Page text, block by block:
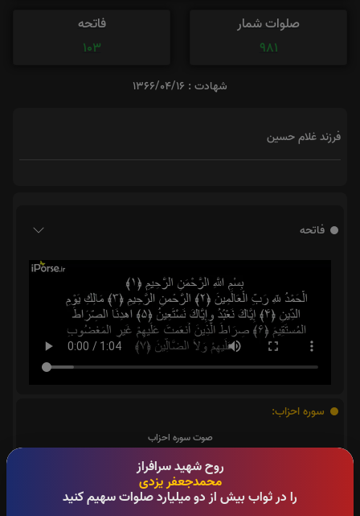
روح شهید سرافراز
محمدجعفر یزدی
را در ثواب بیش از دو میلیارد صلوات سهیم کنید
صلوات شمار
981
فاتحه
103
شهادت : 1366/04/16
فرزند غلام حسین
فاتحه
سوره احزاب:
صوت سوره احزاب
سوره صافات: